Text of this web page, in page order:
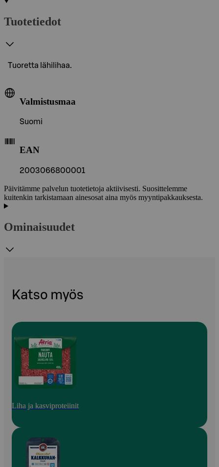
Tuotetiedot
Tuoretta lähilihaa.
Valmistusmaa
Suomi
EAN
2003066800001
Päivitämme palvelun tuotetietoja aktiivisesti. Suosittelemme
kuitenkin tarkistamaan ainesosat aina myös myyntipakkauksesta.
Ominaisuudet
Katso myös
Liha ja kasviproteiinit